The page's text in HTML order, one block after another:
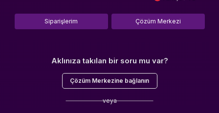
Siparişlerim Çözüm Merkezi
Aklınıza takılan bir soru mu var?
Çözüm Merkezine bağlanın
veya